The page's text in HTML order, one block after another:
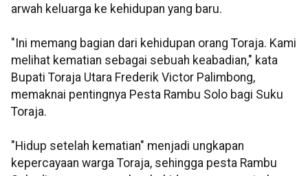
arwah keluarga ke kehidupan yang baru.
"Ini memang bagian dari kehidupan orang Toraja. Kami
melihat kematian sebagai sebuah keabadian," kata
Bupati Toraja Utara Frederik Victor Palimbong,
memaknai pentingnya Pesta Rambu Solo bagi Suku
Toraja.
"Hidup setelah kematian" menjadi ungkapan
kepercayaan warga Toraja, sehingga pesta Rambu